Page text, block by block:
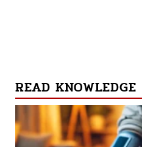
READ KNOWLEDGE